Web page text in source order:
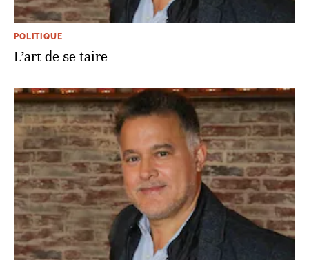
POLITIQUE
L’art de se taire